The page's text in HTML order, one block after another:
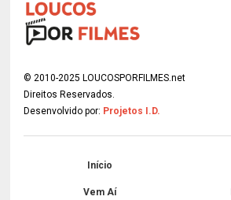
© 2010-2025 LOUCOSPORFILMES.net
Direitos Reservados.
Desenvolvido por: Projetos I.D.
Início
Vem Aí